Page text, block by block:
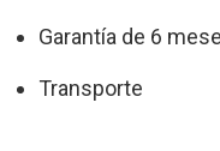
Garantía de 6
Transporte